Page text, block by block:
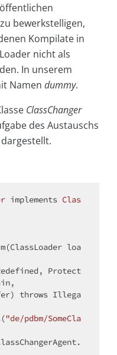
bewerkstelligen,
Kompilate in
nicht als
In unserem
Namen dummy.
ClassChanger
des Austauschs
implements Clas
loa
throws Illega
"de/pdbm/SomeCla